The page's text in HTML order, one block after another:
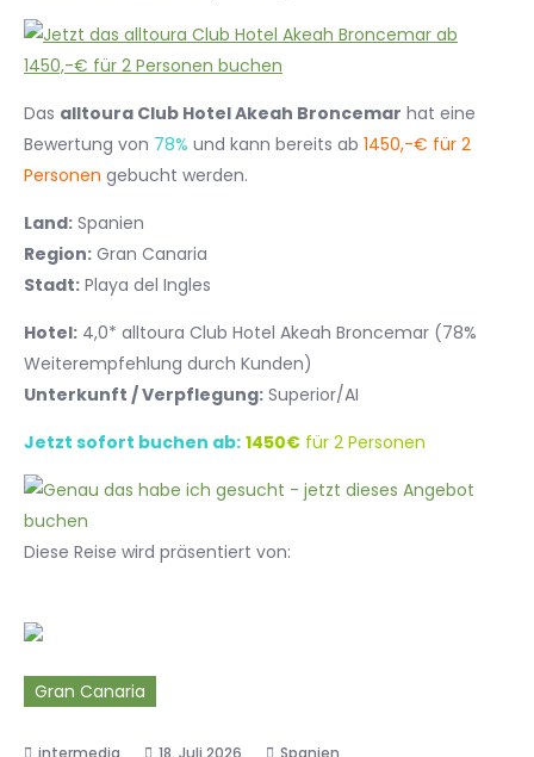
Das alltoura Club Hotel Akeah Broncemar hat eine
Bewertung von 78% und kann bereits ab 1450,-€ für 2
Personen gebucht werden.
Land: Spanien
Region: Gran Canaria
Stadt: Playa del Ingles
Hotel: 4,0* alltoura Club Hotel Akeah Broncemar (78%
Weiterempfehlung durch Kunden)
Unterkunft / Verpflegung: Superior/AI
Jetzt sofort buchen ab: 1450€ für 2 Personen
Diese Reise wird präsentiert von:
Gran Canaria
18. Juli 2026 Spanien